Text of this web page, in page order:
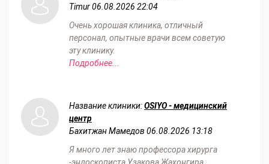
Timur06.08.2026 22:04
Очень хорошая клиника, отличный
персонал, опытные врачи всем советую
эту клинику.
Подробнее...
Название клиники:OSIYO - медицинский
центр
Бахитжан Мамедов 06.08.2026 13:18
Я много лет знаю профессора хирурга